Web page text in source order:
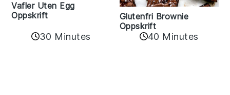
Vafler Uten Egg
Oppskrift
30 Minutes
Glutenfri Brownie
Oppskrift
40 Minutes